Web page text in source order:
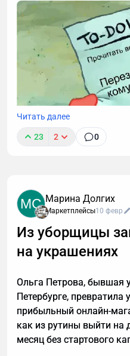
Транскрибация
позволяя находить
буквально за секунды.
работы этой
также — как настроить
технике.
Читать далее
23 2 0
MC Марина Долгих
Маркетплейсы10 февр
Из уборщицы
на украшениях
Ольга Петрова, бывшая
Петербурге, превратила
прибыльный онлайн-
как из рутины выйти на
месяц без стартового